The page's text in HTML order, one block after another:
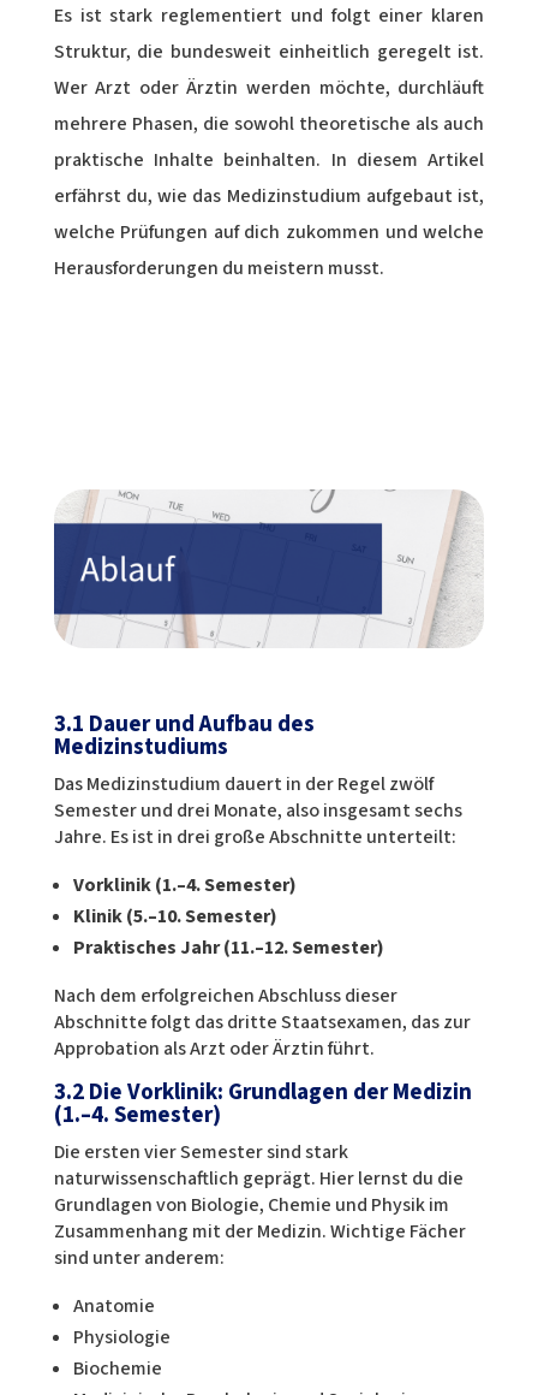
Es ist stark reglementiert und folgt einer klaren
Struktur, die bundesweit einheitlich geregelt ist.
Wer Arzt oder Ärztin werden möchte, durchläuft
mehrere Phasen, die sowohl theoretische als auch
praktische Inhalte beinhalten. In diesem Artikel
erfährst du, wie das Medizinstudium aufgebaut ist,
welche Prüfungen auf dich zukommen und welche
Herausforderungen du meistern musst.
3.1 Dauer und Aufbau des
Medizinstudiums
Das Medizinstudium dauert in der Regel zwölf
Semester und drei Monate, also insgesamt sechs
Jahre. Es ist in drei große Abschnitte unterteilt:
Vorklinik (1.–4. Semester)
Klinik (5.–10. Semester)
Praktisches Jahr (11.–12. Semester)
Nach dem erfolgreichen Abschluss dieser
Abschnitte folgt das dritte Staatsexamen, das zur
Approbation als Arzt oder Ärztin führt.
3.2 Die Vorklinik: Grundlagen der Medizin
(1.–4. Semester)
Die ersten vier Semester sind stark
naturwissenschaftlich geprägt. Hier lernst du die
Grundlagen von Biologie, Chemie und Physik im
Zusammenhang mit der Medizin. Wichtige Fächer
sind unter anderem:
Anatomie
Physiologie
Biochemie